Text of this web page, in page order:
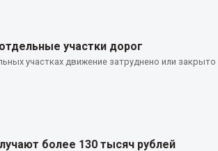
участки дорог
участках движение затруднено или закрыто
более 130 тысяч рублей